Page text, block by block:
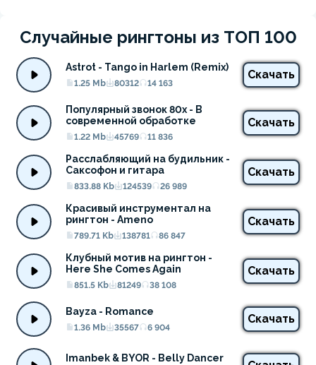
Случайные рингтоны из ТОП 100
Astrot - Tango in Harlem (Remix)
1.25 Mb 80312 14 163
Скачать
Популярный звонок 80х - В
современной обработке
1.22 Mb 45769 11 836
Скачать
Расслабляющий на будильник -
Саксофон и гитара
833.88 Kb 124539 26 989
Скачать
Красивый инструментал на
рингтон - Ameno
789.71 Kb 138781 86 847
Скачать
Клубный мотив на рингтон -
Here She Comes Again
851.5 Kb 81249 38 108
Скачать
Bayza - Romance
1.36 Mb 35567 6 904
Скачать
Imanbek & BYOR - Belly Dancer